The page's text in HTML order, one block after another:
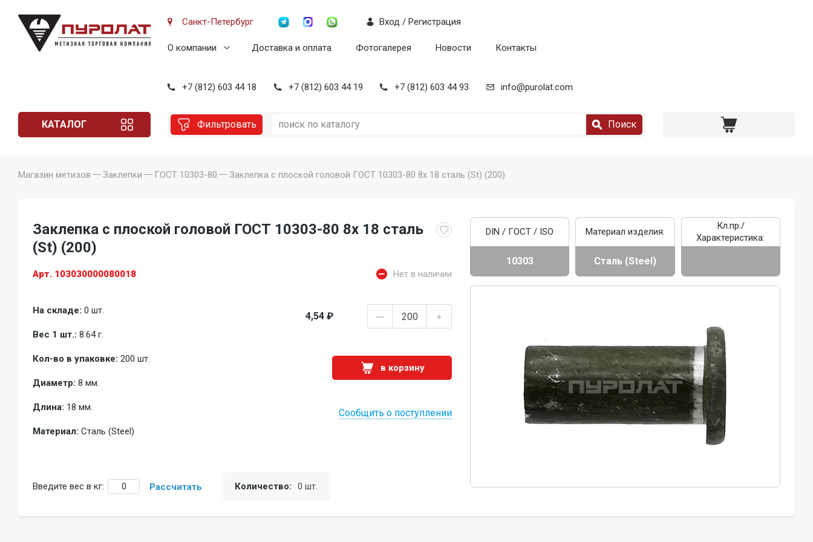
Санкт-Петербург
О компании Доставка и оплата Фотогалерея Новости Контакты
Вход / Регистрация
+7 (812) 603 44 18 +7 (812) 603 44 19 +7 (812) 603 44 93 info@purolat.com
КАТАЛОГ Фильтровать Поиск
Магазин метизов Заклепки ГОСТ 10303-80 Заклепка с плоской головой ГОСТ 10303-80 8x 18 сталь (St) (200)
Заклепка с плоской головой ГОСТ 10303-80 8x 18 сталь
(St) (200)
Арт. 103030000080018 Нет в наличии
На складе: 0 шт.
Вес 1 шт.: 8.64 г.
Кол-во в упаковке: 200 шт.
Диаметр: 8 мм.
Длина: 18 мм.
Материал: Сталь (Steel)
4,54 ₽
в корзину
Сообщить о поступлении
Введите вес в кг: Рассчитать Количество: 0 шт.
DIN / ГОСТ / ISO
10303
Материал изделия:
Сталь (Steel)
Кл.пр./
Характеристика: